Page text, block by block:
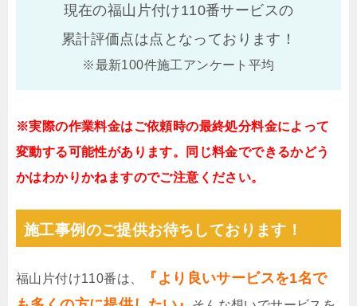
現在の福山片付け110番サービスの
累計評価点は点となっております！
※最新100件施工アンケート平均
※実際の作業料金はご依頼時の最終処分料金によって
変動する可能性があります。同じ料金でできるかどう
かはわかりかねますのでご注意ください。
施工事例のご提供お待ちしております！
福山片付け110番は、
『より良いサービスを1名で